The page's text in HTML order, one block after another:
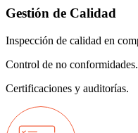
Gestión de Calidad
Inspección de calidad en
Control de no conformidades.
Certificaciones y auditorías.